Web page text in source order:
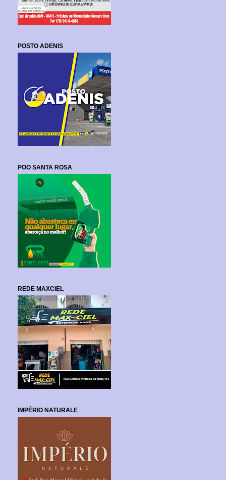
POSTO ADENIS
POO SANTA ROSA
REDE MAXCIEL
IMPÉRIO NATURALE